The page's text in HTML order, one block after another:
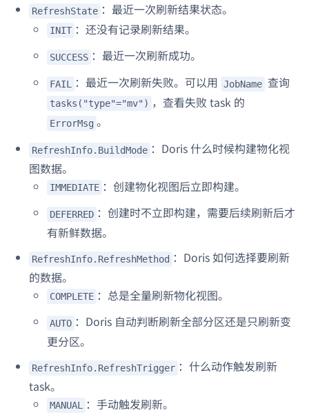
RefreshState ：最近一次刷新结果状态。
INIT ：还没有记录刷新结果。
SUCCESS ：最近一次刷新成功。
FAIL ：最近一次刷新失败。可以用 JobName 查询
tasks("type"="mv") ，查看失败 task 的
ErrorMsg 。
RefreshInfo.BuildMode ：Doris 什么时候构建物化视
图数据。
IMMEDIATE ：创建物化视图后立即构建。
DEFERRED ：创建时不立即构建，需要后续刷新后才
有新鲜数据。
RefreshInfo.RefreshMethod ：Doris 如何选择要刷新
的数据。
COMPLETE ：总是全量刷新物化视图。
AUTO ：Doris 自动判断刷新全部分区还是只刷新变
更分区。
RefreshInfo.RefreshTrigger ：什么动作触发刷新
task。
MANUAL ：手动触发刷新。